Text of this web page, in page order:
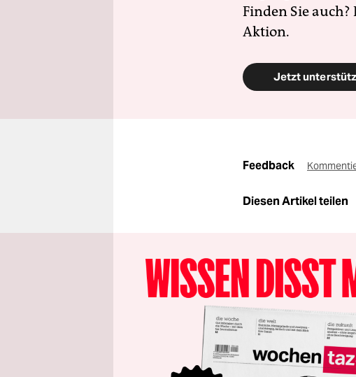
Finden Sie
Aktion.
Jetzt
Feedback
Diesen Artikel teilen